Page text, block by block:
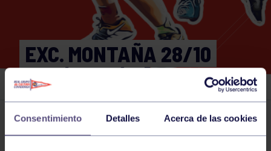
Consentimiento Detalles Acerca de las cookies
EXC. MONTAÑA 28/10
ORLÉ-GERÁS